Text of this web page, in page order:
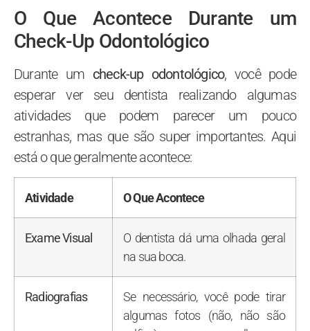
O Que Acontece Durante um
Check-Up Odontológico
Durante um check-up odontológico, você pode
esperar ver seu dentista realizando algumas
atividades que podem parecer um pouco
estranhas, mas que são super importantes. Aqui
está o que geralmente acontece:
Atividade O Que Acontece
Exame Visual
O dentista dá uma olhada geral
na sua boca.
Radiografias
Se necessário, você pode tirar
algumas fotos (não, não são